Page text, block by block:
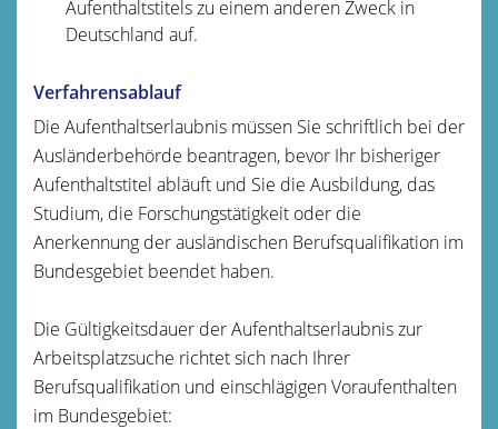
Aufenthaltstitels zu einem anderen Zweck in
Deutschland auf.
Verfahrensablauf
Die Aufenthaltserlaubnis müssen Sie schriftlich bei der
Ausländerbehörde beantragen, bevor Ihr bisheriger
Aufenthaltstitel abläuft und Sie die Ausbildung, das
Studium, die Forschungstätigkeit oder die
Anerkennung der ausländischen Berufsqualifikation im
Bundesgebiet beendet haben.
Die Gültigkeitsdauer der Aufenthaltserlaubnis zur
Arbeitsplatzsuche richtet sich nach Ihrer
Berufsqualifikation und einschlägigen Voraufenthalten
im Bundesgebiet: